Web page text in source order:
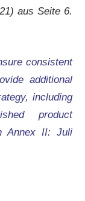
aus Seite 6.
consistent
additional
including
product
Annex II: Juli